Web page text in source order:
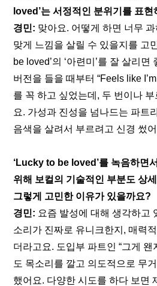
loved’는 서정적인 분위기를 표현
경민: 맞아요. 어떻게 하면 너무
맞게 느낌을 살릴 수 있을지를 고
be loved’의 ‘아련미’를 잘 살리면
버전을 들을 때부터 “Feels like
를 꼭 하고 싶었는데, 두 번이나
요. 가성과 진성을 넘나드는 파트
음색을 살려서 부르려고 신경 썼
‘Lucky to be loved’를 녹음하면
위해 보컬의 기술적인 부분도 상
그렇게 고민한 이유가 있을까요?
경민: 요즘 발성에 대해 생각하고
소리가 진짜로 유니크한지, 매력
더라고요. 도입부 파트인 “그게 왠
도 목소리를 깔고 의도적으로 무
했어요. 다양한 시도를 하다 보면